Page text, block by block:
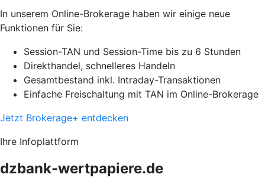
In unserem Online-Brokerage haben wir einige neue
Funktionen für Sie:
Session-TAN und Session-Time bis zu 6 Stunden
Direkthandel, schnelleres Handeln
Gesamtbestand inkl. Intraday-Transaktionen
Einfache Freischaltung mit TAN im Online-Brokerage
Jetzt Brokerage+ entdecken
Ihre Infoplattform
dzbank-wertpapiere.de